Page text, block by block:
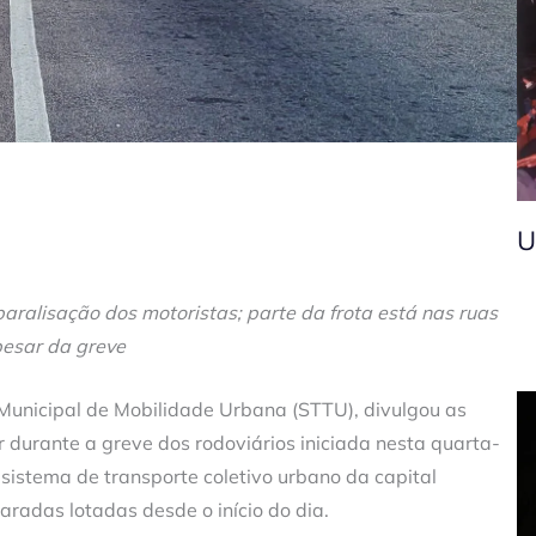
dos motoristas; parte da frota está nas ruas
da greve
de Mobilidade Urbana (STTU), divulgou as
durante a greve dos rodoviários iniciada nesta quarta-
de transporte coletivo urbano da capital
lotadas desde o início do dia.